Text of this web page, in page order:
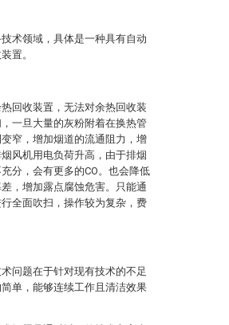
术领域，具体是一种具有自动
置。
回收装置，无法对余热回收装
一旦大量的灰粉附着在换热管
窄，增加烟道的流通阻力，增
风机用电负荷升高，由于排烟
分，会有更多的CO。也会降低
，增加露点腐蚀危害。只能通
全面吹扫，操作较为复杂，费
问题在于针对现有技术的不足
单，能够连续工作且清洁效果